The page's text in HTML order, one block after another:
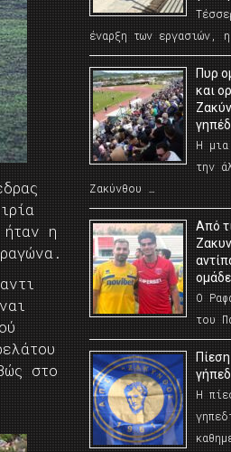
η
στο
έναρξη των εργασιών,
Πυρ
και
Η μια
την
Ζακύνθου …
Από
Ο
του
Η